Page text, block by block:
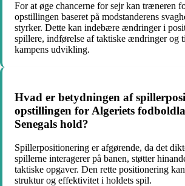
For at øge chancerne for sejr kan træneren
opstillingen baseret på modstanderens
styrker. Dette kan indebære ændringer i
spillere, indførelse af taktiske ændringer og
kampens udvikling.
Hvad er betydningen af
opstillingen for Algeriets
Senegals hold?
Spillerpositionering er afgørende, da det
spillerne interagerer på banen, støtter
taktiske opgaver. Den rette positionering
struktur og effektivitet i holdets spil.